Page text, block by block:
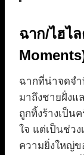
ฉาก/ไฮไ
ฉากที่น่าจดจ
มาถึงชายฝั่งแ
ถูกทิ้งร้างเป็น
ใจ แต่เป็นช่ว
ความยิ่งใหญ่ข